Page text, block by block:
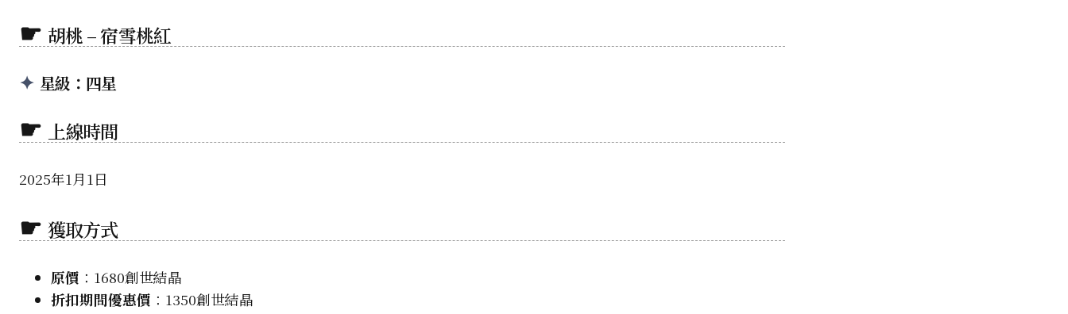
胡桃 – 宿雪桃紅
星級：四星
上線時間
2025年1月1日
獲取方式
原價 ：1680創世結晶
折扣期間優惠價 ：1350創世結晶